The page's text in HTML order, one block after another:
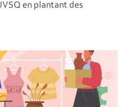
en plantant des